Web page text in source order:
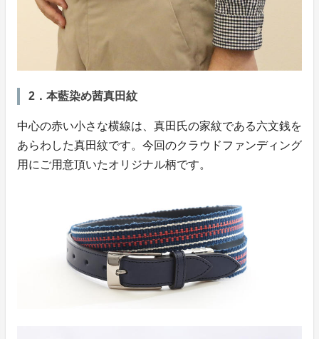
2．本藍染め茜真田紋
中心の赤い小さな横線は、真田氏の家紋である六文銭を
あらわした真田紋です。今回のクラウドファンディング
用にご用意頂いたオリジナル柄です。